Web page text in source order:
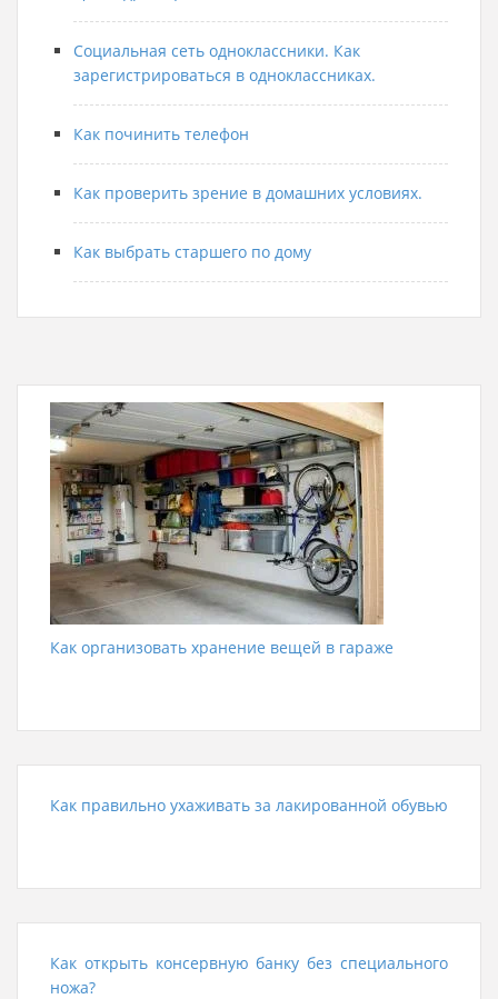
Социальная сеть одноклассники. Как
зарегистрироваться в одноклассниках.
Как починить телефон
Как проверить зрение в домашних условиях.
Как выбрать старшего по дому
Как организовать хранение вещей в гараже
Как правильно ухаживать за лакированной обувью
Как открыть консервную банку без специального
ножа?